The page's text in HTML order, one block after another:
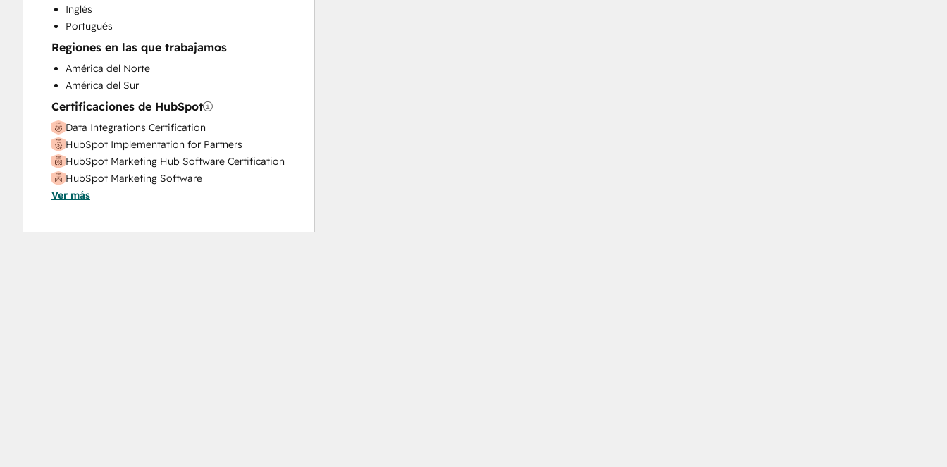
Inglés
Portugués
Regiones en las que trabajamos
América del Norte
América del Sur
Certificaciones de HubSpot
Data Integrations Certification
HubSpot Implementation for Partners
HubSpot Marketing Hub Software Certification
HubSpot Marketing Software
HubSpot Reporting
HubSpot Solutions Partner
Ver más